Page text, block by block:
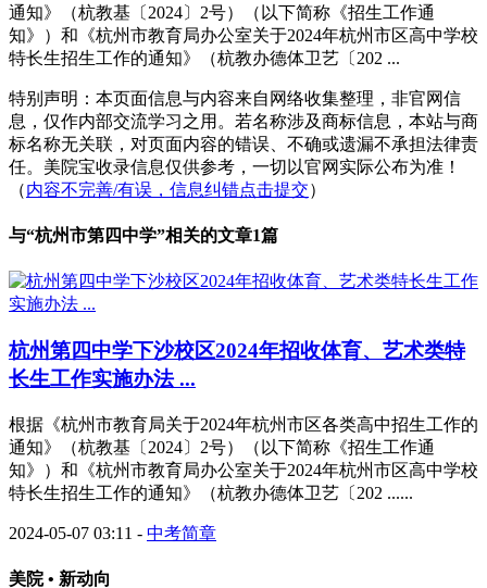
通知》（杭教基〔2024〕2号）（以下简称《招生工作通
知》）和《杭州市教育局办公室关于2024年杭州市区高中学校
特长生招生工作的通知》（杭教办德体卫艺〔202 ...
特别声明：本页面信息与内容来自网络收集整理，非官网信
息，仅作内部交流学习之用。若名称涉及商标信息，本站与商
标名称无关联，对页面内容的错误、不确或遗漏不承担法律责
任。美院宝收录信息仅供参考，一切以官网实际公布为准！
（内容不完善/有误，信息纠错点击提交）
与“杭州市第四中学”相关的文章1篇
杭州第四中学下沙校区2024年招收体育、艺术类特
长生工作实施办法 ...
根据《杭州市教育局关于2024年杭州市区各类高中招生工作的
通知》（杭教基〔2024〕2号）（以下简称《招生工作通
知》）和《杭州市教育局办公室关于2024年杭州市区高中学校
特长生招生工作的通知》（杭教办德体卫艺〔202 ......
2024-05-07 03:11 - 中考简章
美院 • 新动向